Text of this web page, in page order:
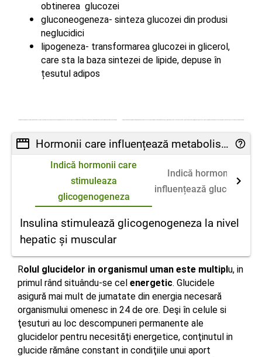
obtinerea glucozei
gluconeogeneza- sinteza glucozei din produsi
neglucidici
lipogeneza- transformarea glucozei in glicerol,
care sta la baza sintezei de lipide, depuse în
țesutul adipos
Hormonii care influențează metabolismul glucidic
Indică hormonii care
stimuleaza
glicogenogeneza
Indică hormonii care
influențează
Insulina stimulează glicogenogeneza la nivel
hepatic și muscular
Rolul glucidelor in organismul uman este multiplu, in
primul rând situându-se cel energetic. Glucidele
asigură mai mult de jumatate din energia necesară
organismului omenesc in 24 de ore. Deşi în celule si
ţesuturi au loc descompuneri permanente ale
glucidelor pentru necesităţi energetice, conţinutul in
glucide rămâne constant in condiţiile unui aport